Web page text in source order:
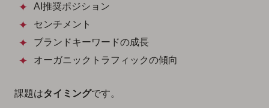
AI推奨ポジション
センチメント
ブランドキーワードの成長
オーガニックトラフィックの傾向
課題はタイミングです。